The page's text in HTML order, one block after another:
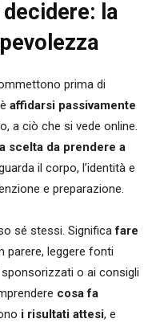
la
prima di
affidarsi passivamente
a ciò che si vede online.
scelta da prendere a
il corpo, l’identità e
e preparazione.
sé stessi. Significafare
parere, leggere fonti
o ai consigli
cosa fa
i risultati attesi, e